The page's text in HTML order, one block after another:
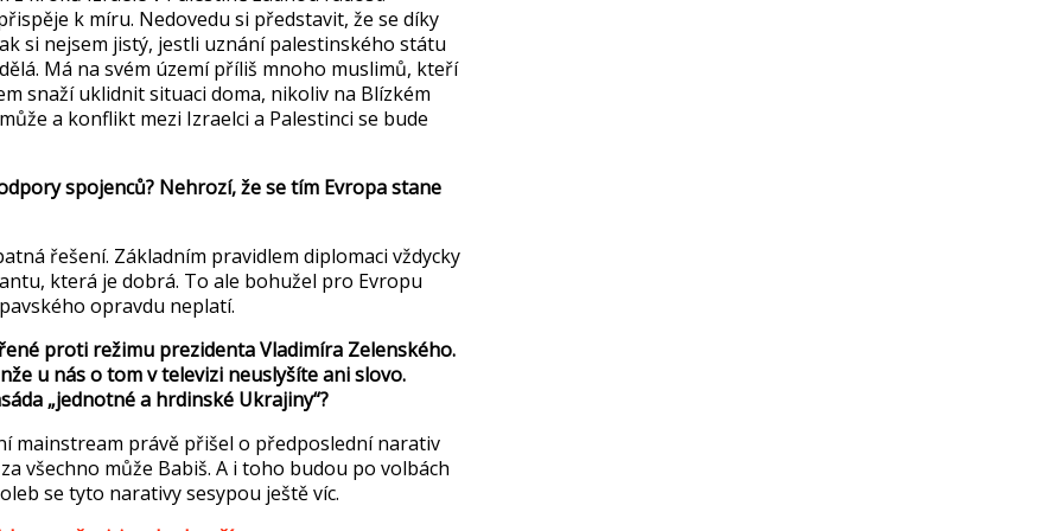
k míru. Nedovedu si představit, že se díky
si nejsem jistý, jestli uznání palestinského státu
á. Má na svém území příliš mnoho muslimů, kteří
snaží uklidnit situaci doma, nikoliv na Blízkém
a konflikt mezi Izraelci a Palestinci se bude
spojenců? Nehrozí,že se tím Evropa stane
á řešení. Základním pravidlem diplomaci vždycky
která je dobrá. To ale bohužel pro Evropu
opravdu neplatí.
é proti režimu prezidenta Vladimíra Zelenského.
že u nás o tom v televizi neuslyšíte ani slovo.
áda „jednotné a hrdinské Ukrajiny“?
mainstream právě přišel o předposlední narativ
všechno může Babiš. A i toho budou po volbách
se tyto narativy sesypou ještě víc.